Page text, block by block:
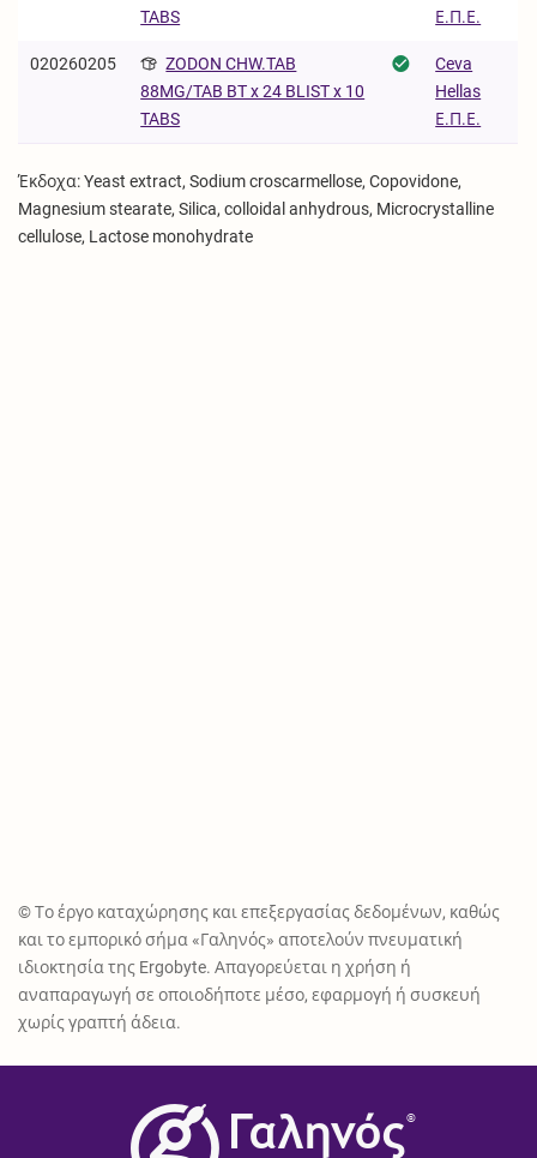
TABS
Ε.Π.Ε.
020260205
ZODON CHW.TAB
88MG/TAB BT x 24 BLIST x 10
TABS
Ceva
Hellas
Ε.Π.Ε.
Έκδοχα: Yeast extract, Sodium croscarmellose, Copovidone,
Magnesium stearate, Silica, colloidal anhydrous, Microcrystalline
cellulose, Lactose monohydrate
© Το έργο καταχώρησης και επεξεργασίας δεδομένων, καθώς
και το εμπορικό σήμα «Γαληνός» αποτελούν πνευματική
ιδιοκτησία της Ergobyte. Απαγορεύεται η χρήση ή
αναπαραγωγή σε οποιοδήποτε μέσο, εφαρμογή ή συσκευή
χωρίς γραπτή άδεια.
®